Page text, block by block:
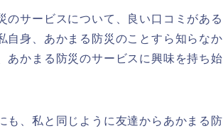
のサービスについて、良い口コミがある
自身、あかまる防災のことすら知らなか
あかまる防災のサービスに興味を持ち始
も、私と同じように友達からあかまる防